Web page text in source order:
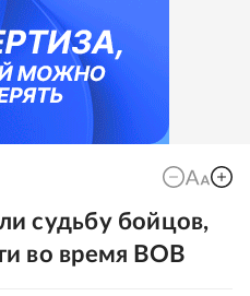
судьбу бойцов,
во время ВОВ